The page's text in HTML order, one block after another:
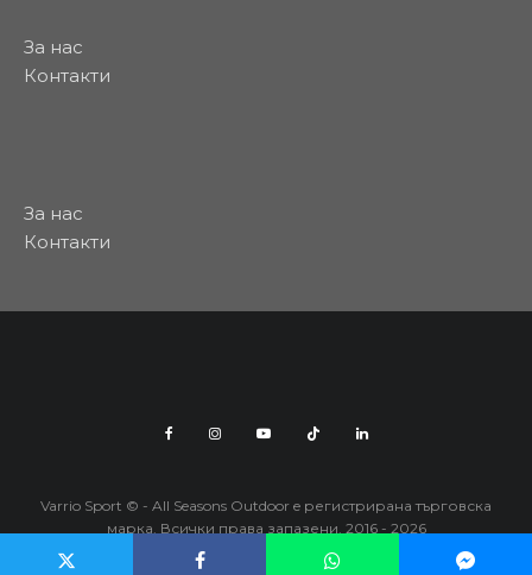
За нас
Контакти
За нас
Контакти
Varrio Sport © - All Seasons Outdoor e регистрирана търговска
марка. Всички права запазени. 2016 - 2026